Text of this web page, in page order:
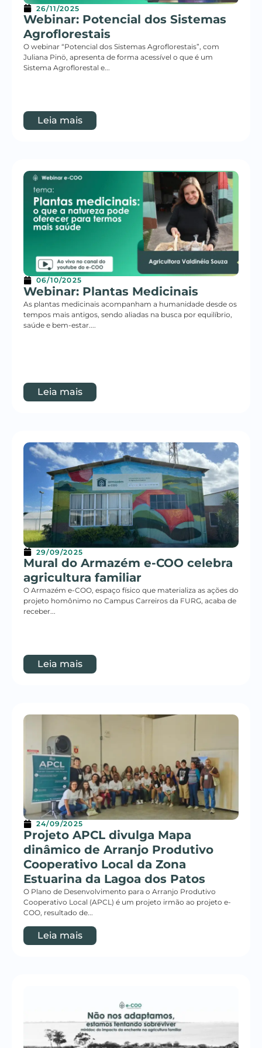
26/11/2025
Webinar: Potencial dos Sistemas
Agroflorestais
O webinar “Potencial dos Sistemas Agroflorestais”, com
Juliana Pinö, apresenta de forma acessível o que é um
Sistema Agroflorestal e...
Leia mais
06/10/2025
Webinar: Plantas Medicinais
As plantas medicinais acompanham a humanidade desde os
tempos mais antigos, sendo aliadas na busca por equilíbrio,
saúde e bem-estar....
Leia mais
29/09/2025
Mural do Armazém e-COO celebra
agricultura familiar
O Armazém e-COO, espaço físico que materializa as ações do
projeto homônimo no Campus Carreiros da FURG, acaba de
receber...
Leia mais
24/09/2025
Projeto APCL divulga Mapa
dinâmico de Arranjo Produtivo
Cooperativo Local da Zona
Estuarina da Lagoa dos Patos
O Plano de Desenvolvimento para o Arranjo Produtivo
Cooperativo Local (APCL) é um projeto irmão ao projeto e-
COO, resultado de...
Leia mais